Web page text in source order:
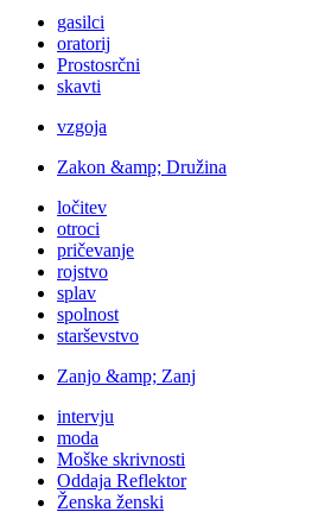
gasilci
oratorij
Prostosrčni
skavti
vzgoja
Zakon &amp; Družina
ločitev
otroci
pričevanje
rojstvo
splav
spolnost
starševstvo
Zanjo &amp; Zanj
intervju
moda
Moške skrivnosti
Oddaja Reflektor
Ženska ženski